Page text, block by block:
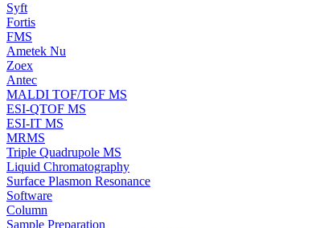
Syft
Fortis
FMS
Ametek Nu
Zoex
Antec
MALDI TOF/TOF MS
ESI-QTOF MS
ESI-IT MS
MRMS
Triple Quadrupole MS
Liquid Chromatography
Surface Plasmon Resonance
Software
Column
Sample Preparation